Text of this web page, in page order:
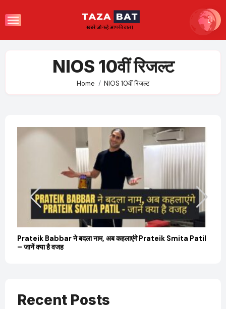
to
NIOS 10वीं रिजल्ट
Home NIOS 10वीं रिजल्ट
Prateik Babbar ने बदला नाम, अब कहलाएंगे Prateik Smita Patil
– जानें क्या है वजह
Recent Posts